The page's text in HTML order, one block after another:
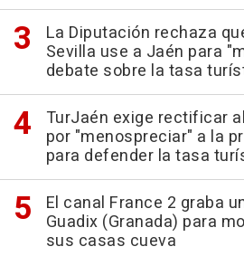
La Diputación rechaza
Sevilla use a Jaén para
debate sobre la tasa
TurJaén exige rectificar
por "menospreciar" a la
para defender la tasa
El canal France 2 graba
Guadix (Granada) para
sus casas cueva